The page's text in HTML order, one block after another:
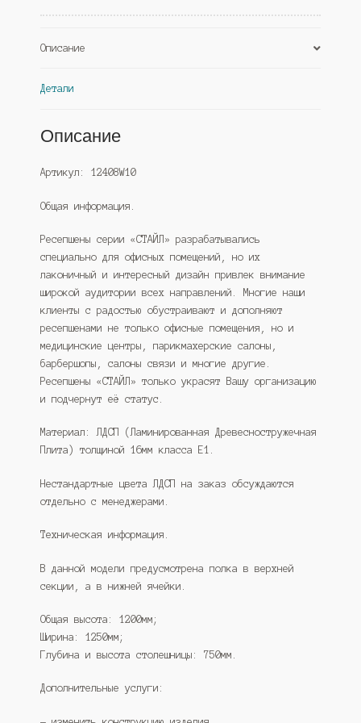
Описание
Детали
Описание
Артикул: 12408W10
Общая информация.
Ресепшены серии «СТАЙЛ» разрабатывались
специально для офисных помещений, но их
лаконичный и интересный дизайн привлек внимание
широкой аудитории всех направлений. Многие наши
клиенты с радостью обустраивают и дополняют
ресепшенами не только офисные помещения, но и
медицинские центры, парикмахерские салоны,
барбершопы, салоны связи и многие другие.
Ресепшены «СТАЙЛ» только украсят Вашу организацию
и подчернут её статус.
Материал: ЛДСП (Ламинированная Древесностружечная
Плита) толщиной 16мм класса Е1.
Нестандартные цвета ЛДСП на заказ обсуждаются
отдельно с менеджерами.
Техническая информация.
В данной модели предусмотрена полка в верхней
секции, а в нижней ячейки.
Общая высота: 1200мм;
Ширина: 1250мм;
Глубина и высота столешницы: 750мм.
Дополнительные услуги: